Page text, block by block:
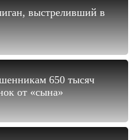
выстреливший в
650 тысяч
от «сына»